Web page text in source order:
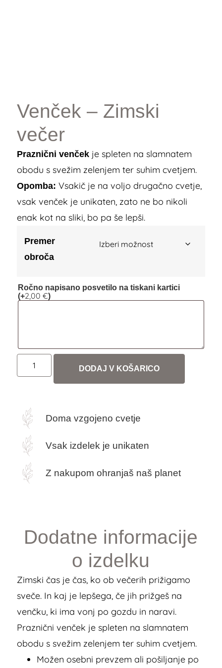
Venček – Zimski
večer
Praznični venčekje spleten na slamnatem
obodu s svežim zelenjem ter suhim cvetjem.
Opomba: Vsakič je na voljo drugačno cvetje,
vsak venček je unikaten, zato ne bo nikoli
enak kot na sliki, bo pa še lepši.
Premer
obroča
Ročno napisano posvetilo na tiskani kartici
(+2,00 €)
DODAJ V KOŠARICO
Doma vzgojeno cvetje
Vsak izdelek je unikaten
Z nakupom ohranjaš naš planet
Dodatne informacije
o izdelku
Zimski čas je čas, ko ob večerih prižigamo
sveče. In kaj je lepšega, če jih prižgeš na
venčku, ki ima vonj po gozdu in naravi.
Praznični venček je spleten na slamnatem
obodu s svežim zelenjem ter suhim cvetjem.
Možen osebni prevzem ali pošiljanje po